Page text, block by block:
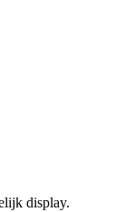
display.